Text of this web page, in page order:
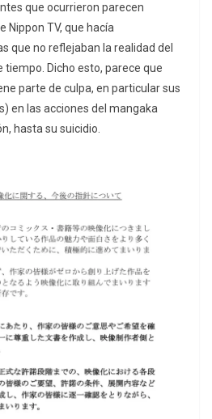
que ocurrieron parecen
Nippon TV, que hacía
que no reflejaban la realidad del
tiempo. Dicho esto, parece que
parte de culpa, en particular sus
en las acciones del mangaka
hasta su suicidio.